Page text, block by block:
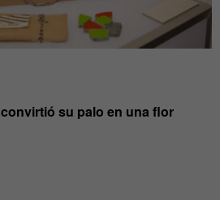
convirtió su palo en una flor